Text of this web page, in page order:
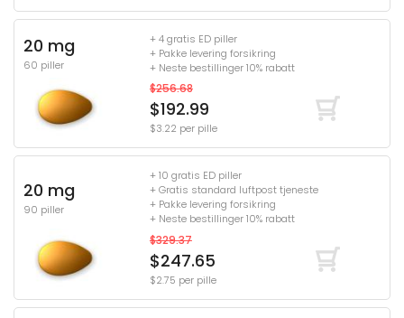
20 mg
60 piller
+ 4 gratis ED piller
+ Pakke levering forsikring
+ Neste bestillinger 10% rabatt
$256.68
$192.99
$3.22 per pille
20 mg
90 piller
+ 10 gratis ED piller
+ Gratis standard luftpost tjeneste
+ Pakke levering forsikring
+ Neste bestillinger 10% rabatt
$329.37
$247.65
$2.75 per pille